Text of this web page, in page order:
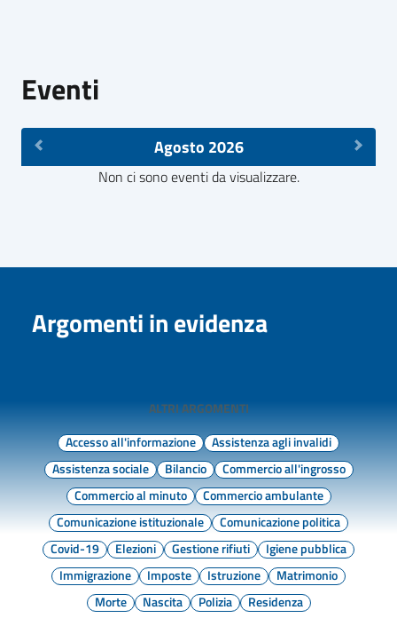
Eventi
Agosto 2026
Non ci sono eventi da visualizzare.
Argomenti in evidenza
ALTRI ARGOMENTI
Accesso all'informazione
Assistenza agli invalidi
Assistenza sociale
Bilancio
Commercio all'ingrosso
Commercio al minuto
Commercio ambulante
Comunicazione istituzionale
Comunicazione politica
Covid-19
Elezioni Gestione rifiuti
Igiene pubblica
Immigrazione
Imposte Istruzione
Matrimonio
Morte
Nascita Polizia
Residenza